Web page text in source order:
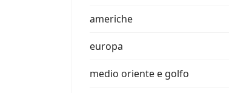
americhe
europa
medio oriente e golfo